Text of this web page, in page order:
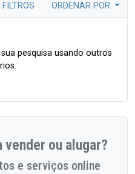
FILTROS ORDENAR POR
pesquisa usando outros
ou alugar?
e serviços online